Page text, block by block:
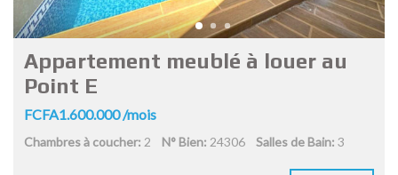
Appartement meublé à louer au
Point E
FCFA1.600.000 /mois
Chambres à coucher: 2 N° Bien: 24306 Salles de Bain: 3